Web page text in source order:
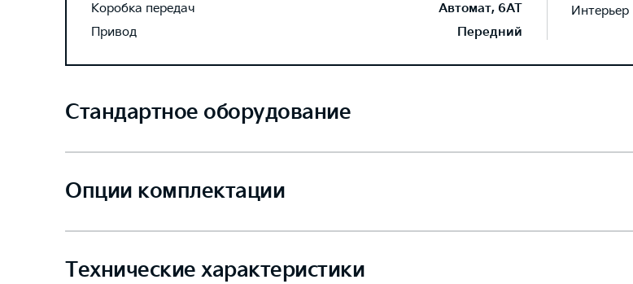
Коробка передач
Автомат, 6AT
Привод
Передний
Интерьер
Стандартное оборудование
Опции комплектации
Технические характеристики